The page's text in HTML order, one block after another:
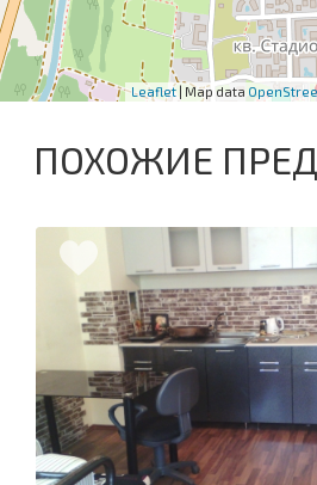
Leaflet | Map data
ПОХОЖИЕ